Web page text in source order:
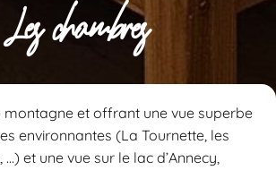
Les chambres
montagne et offrant une vue superbe
environnantes (La Tournette, les
et une vue sur le lac d’Annecy,